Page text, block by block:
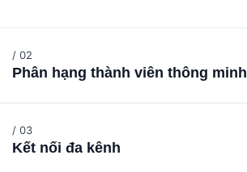
/ 02
Phân hạng thành viên thông minh
/ 03
Kết nối đa kênh